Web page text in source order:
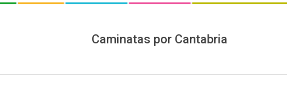
Caminatas por Cantabria